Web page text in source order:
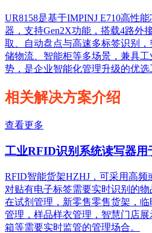
UR8158是基于IMPINJ E710高性
器，支持Gen2X功能，搭载4路外
取、自动盘点与高速多标签识别
储物流、智能柜等多场景，兼具
势，是企业智能化管理升级的优选
相关解决方案介绍
查看更多
工业RFID识别系统读写器用
RFID智能货架HZHJ，可采用高频
对贴有电子标签需要实时识别的
在试剂管理，新零售零售货架，
管理，样品样衣管理，智慧门店
箱等需要实时监管的管理场合。